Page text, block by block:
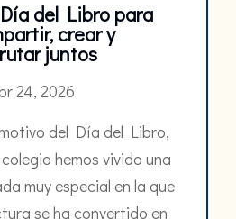
del Libro para
crear y
juntos
24, 2026
del Día del Libro,
hemos vivido una
muy especial en la que
se ha convertido en